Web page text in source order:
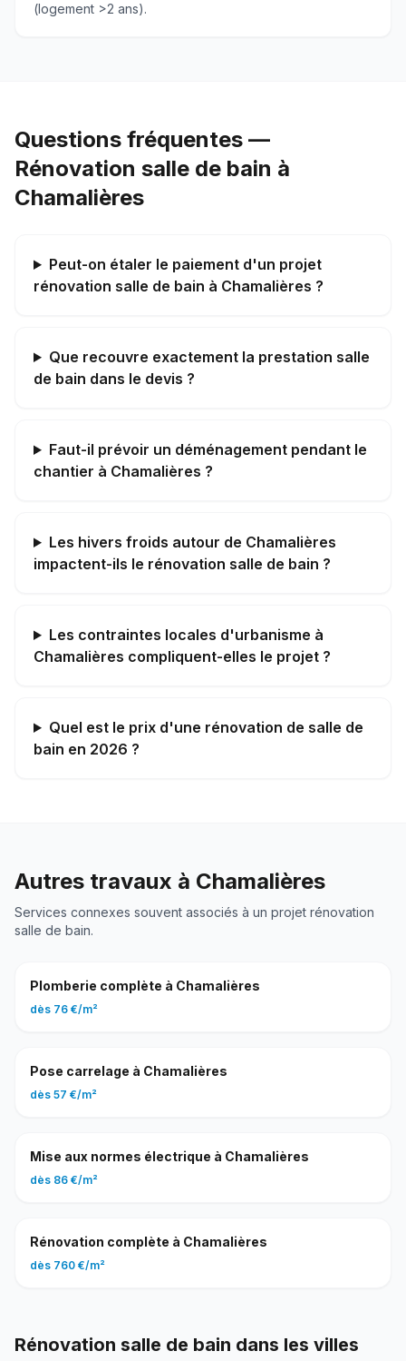
(logement >2 ans).
Questions fréquentes —
Rénovation salle de bain à
Chamalières
Peut-on étaler le paiement d'un projet
rénovation salle de bain à Chamalières ?
Que recouvre exactement la prestation salle
de bain dans le devis ?
Faut-il prévoir un déménagement pendant le
chantier à Chamalières ?
Les hivers froids autour de Chamalières
impactent-ils le rénovation salle de bain ?
Les contraintes locales d'urbanisme à
Chamalières compliquent-elles le projet ?
Quel est le prix d'une rénovation de salle de
bain en 2026 ?
Autres travaux à Chamalières
Services connexes souvent associés à un projet rénovation
salle de bain.
Plomberie complète à Chamalières
dès 76 €/m²
Pose carrelage à Chamalières
dès 57 €/m²
Mise aux normes électrique à Chamalières
dès 86 €/m²
Rénovation complète à Chamalières
dès 760 €/m²
Rénovation salle de bain dans les villes